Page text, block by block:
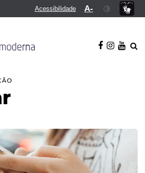
Acessibilidade A-